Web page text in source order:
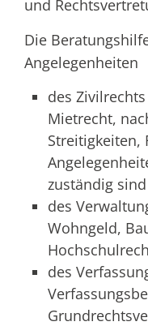
und
Die
Angelegenheiten
des Zivilrechts
Mietrecht,
Streitigkeiten,
zuständig sind
des
Wohngeld,
des